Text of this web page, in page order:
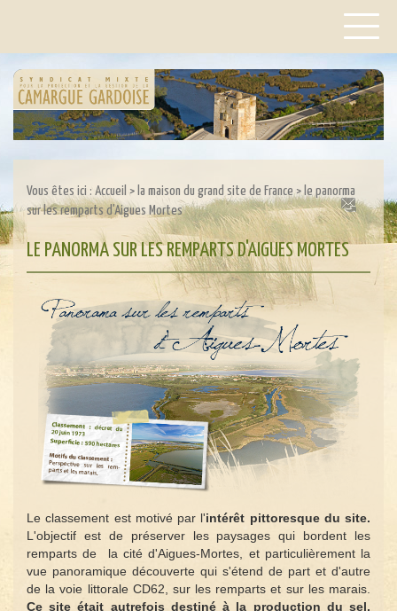
Vous êtes ici : Accueil > la maison du grand site de France > le panorma
sur les remparts d'Aigues Mortes
LE PANORMA SUR LES REMPARTS D'AIGUES MORTES
Le classement est motivé par l'intérêt pittoresque du site.
L'objectif est de préserver les paysages qui bordent les
remparts de la cité d'Aigues-Mortes, et particulièrement la
vue panoramique découverte qui s'étend de part et d'autre
de la voie littorale CD62, sur les remparts et sur les marais.
Ce site était autrefois destiné à la production du sel,